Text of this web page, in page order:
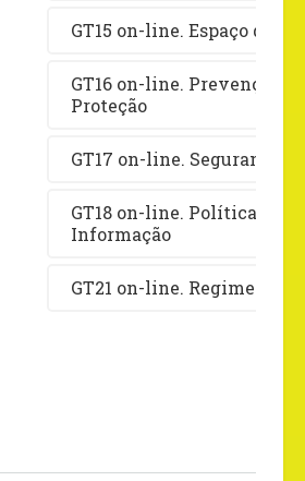
GT15 on-line. Espaço da
GT16 on-line. Prevenção
Proteção
GT17 on-line. Segurança
GT18 on-line. Políticas,
Informação
GT21 on-line. Regime do